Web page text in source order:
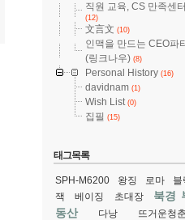
직원 교육, CS 만족센터
(12)
文言文 (10)
인맥을 만드는 CEO파티
(링크나우) (8)
Personal History (16)
davidnam (1)
Wish List(0)
집필 (15)
태그목록
SPH-M6200 왕징 로마
블
잭
베이징 초대장
북경
동산
다낭
뜨거운청춘